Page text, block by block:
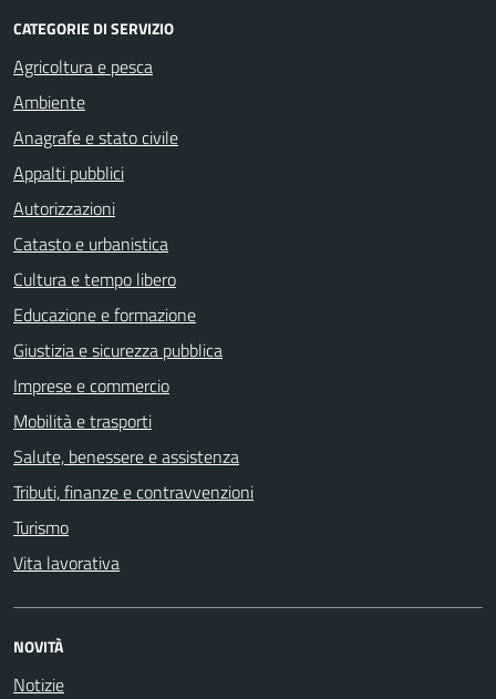
CATEGORIE DI SERVIZIO
Agricoltura e pesca
Ambiente
Anagrafe e stato civile
Appalti pubblici
Autorizzazioni
Catasto e urbanistica
Cultura e tempo libero
Educazione e formazione
Giustizia e sicurezza pubblica
Imprese e commercio
Mobilità e trasporti
Salute, benessere e assistenza
Tributi, finanze e contravvenzioni
Turismo
Vita lavorativa
NOVITÀ
Notizie